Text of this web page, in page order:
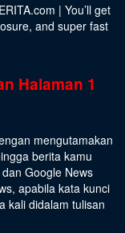
| You’ll get
and super fast
Halaman 1
mengutamakan
berita kamu
Google News
apabila kata kunci
kali didalam tulisan